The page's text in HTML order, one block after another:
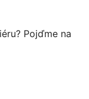
Pojďme na